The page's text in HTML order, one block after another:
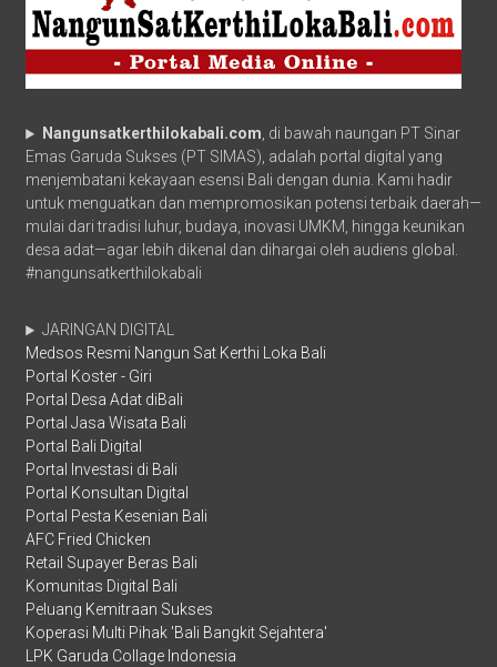
Nangunsatkerthilokabali.com, di bawah naungan PT Sinar
Emas Garuda Sukses (PT SIMAS), adalah portal digital yang
menjembatani kekayaan esensi Bali dengan dunia. Kami hadir
untuk menguatkan dan mempromosikan potensi terbaik daerah—
mulai dari tradisi luhur, budaya, inovasi UMKM, hingga keunikan
desa adat—agar lebih dikenal dan dihargai oleh audiens global.
#nangunsatkerthilokabali
JARINGAN DIGITAL
Medsos Resmi Nangun Sat Kerthi Loka Bali
Portal Koster - Giri
Portal Desa Adat diBali
Portal Jasa Wisata Bali
Portal Bali Digital
Portal Investasi di Bali
Portal Konsultan Digital
Portal Pesta Kesenian Bali
AFC Fried Chicken
Retail Supayer Beras Bali
Komunitas Digital Bali
Peluang Kemitraan Sukses
Koperasi Multi Pihak 'Bali Bangkit Sejahtera'
LPK Garuda Collage Indonesia